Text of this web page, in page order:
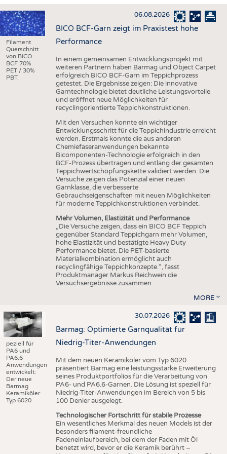
HAUS- UND HEIMTEXTILIEN
BEKLEIDUNG
TESTS
BUSINESS
UNTERNEHMEN
AUSSCHREIBUNGEN
DTV AUSSCHREIBUNGSDIENST
STATISTICS
ADRESSEN & LINKS
PUBLIKATIONEN
BRANCHENTERMINE
Filament
Querschnitt
von BICO
BCF 70%
PET / 30%
PBT.
06.08.2026
BICO BCF-Garn zeigt im Praxistest hohe
Performance
In einem gemeinsamen Entwicklungsprojekt mit
weiteren Partnern haben Barmag und Object Carpet
erfolgreich BICO BCF-Garn im Teppichprozess
getestet. Die Ergebnisse zeigen: Die innovative
Garntechnologie bietet deutliche Leistungsvorteile
und eröffnet neue Möglichkeiten für
recyclingorientierte Teppichkonstruktionen.
Mit den Versuchen konnte ein wichtiger
Entwicklungsschritt für die Teppichindustrie erreicht
werden. Erstmals konnte die aus anderen
Chemiefaseranwendungen bekannte
Bicomponenten-Technologie erfolgreich in den
BCF-Prozess übertragen und entlang der gesamten
Teppichwertschöpfungskette validiert werden. Die
Versuche zeigen das Potenzial einer neuen
Garnklasse, die verbesserte
Gebrauchseigenschaften mit neuen Möglichkeiten
für moderne Teppichkonstruktionen verbindet.
Mehr Volumen, Elastizität und Performance
„Die Versuche zeigen, dass ein BICO BCF Teppich
gegenüber Standard Teppichgarn mehr Volumen,
hohe Elastizität und bestätigte Heavy Duty
Performance bietet. Die PET-basierte
Materialkombination ermöglicht auch
recyclingfähige Teppichkonzepte.“, fasst
Produktmanager Markus Reichwein die
Versuchsergebnisse zusammen.
MORE
peziell für
PA6 und
PA6.6
Anwendungen
entwickelt:
Der neue
Barmag
Keramiköler
Typ 6020.
30.07.2026
Barmag: Optimierte Garnqualität für
Niedrig-Titer-Anwendungen
Mit dem neuen Keramiköler vom Typ 6020
präsentiert Barmag eine leistungsstarke Erweiterung
seines Produktportfolios für die Verarbeitung von
PA6- und PA6.6-Garnen. Die Lösung ist speziell für
Niedrig-Titer-Anwendungen im Bereich von 5 bis
100 Denier ausgelegt.
Technologischer Fortschritt für stabile Prozesse
Ein wesentliches Merkmal des neuen Models ist der
besonders filament-freundliche
Fadeneinlaufbereich, bei dem der Faden mit Öl
benetzt wird, bevor er die Keramik berührt –